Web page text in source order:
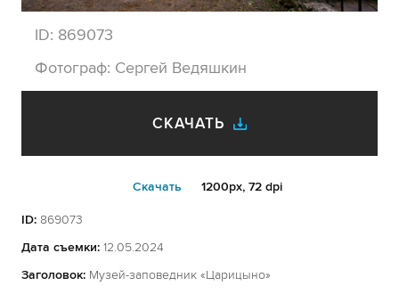
ID: 869073
Фотограф: Сергей Ведяшкин
СКАЧАТЬ
Cкачать 1200px, 72 dpi
ID: 869073
Дата съемки: 12.05.2024
Заголовок: Музей-заповедник «Царицыно»